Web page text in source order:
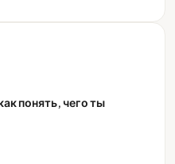
понять, чего ты